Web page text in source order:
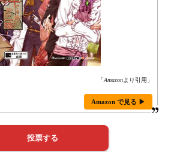
「Amazonより引用」
Amazon で見る ▶